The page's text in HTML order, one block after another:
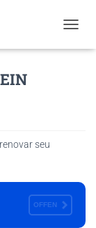
O
A
T
seu
OFFEN